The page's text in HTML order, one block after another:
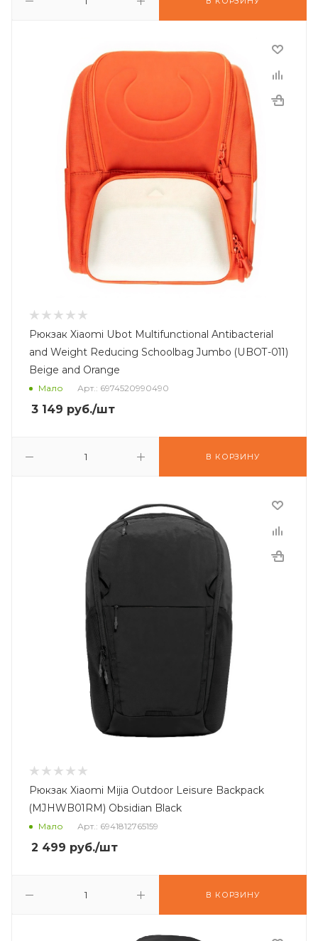
Рюкзак Xiaomi Ubot Multifunctional Antibacterial
and Weight Reducing Schoolbag Jumbo (UBOT-011)
Beige and Orange
Мало Арт.: 6974520990490
3 149 руб./шт
В КОРЗИНУ
Рюкзак Xiaomi Mijia Outdoor Leisure Backpack
(MJHWB01RM) Obsidian Black
Мало Арт.: 6941812765159
2 499 руб./шт
В КОРЗИНУ